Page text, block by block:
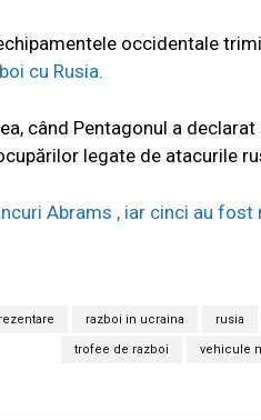
occidentale
cu Rusia.
când Pentagonul a
legate de atacurile
Abrams , iar cinci au
razboi in ucraina rusia
trofee de razboi vehicule